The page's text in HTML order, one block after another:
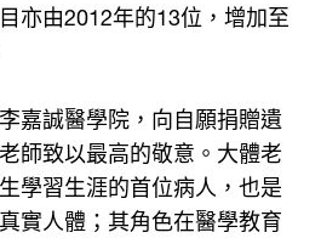
亦由2012年的13位，增加至
嘉誠醫學院，向自願捐贈遺
師致以最高的敬意。大體老
學習生涯的首位病人，也是
實人體；其角色在醫學教育